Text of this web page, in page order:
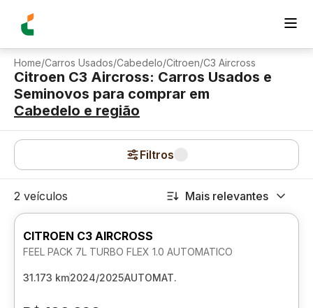
Home/Carros Usados/Cabedelo/Citroen/C3 Aircross
Citroen C3 Aircross: Carros Usados e
Seminovos para comprar em
Cabedelo e região
Filtros
2 veículos Mais relevantes
CITROEN C3 AIRCROSS
FEEL PACK 7L TURBO FLEX 1.0 AUTOMATICO
31.173 km2024/2025AUTOMAT.